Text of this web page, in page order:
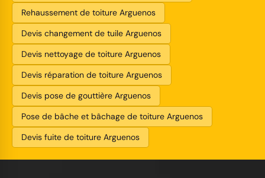
Rehaussement de toiture Arguenos
Devis changement de tuile Arguenos
Devis nettoyage de toiture Arguenos
Devis réparation de toiture Arguenos
Devis pose de gouttière Arguenos
Pose de bâche et bâchage de toiture Arguenos
Devis fuite de toiture Arguenos